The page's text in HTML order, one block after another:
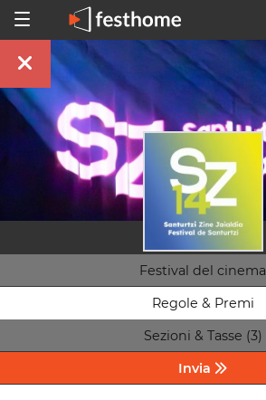
Festival del cinema
Regole & Premi
Sezioni & Tasse (3)
Invia